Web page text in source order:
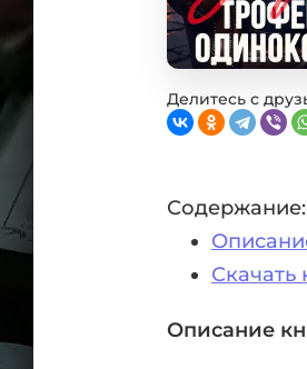
Делитесь с
Содержание:
Скачать
Описание